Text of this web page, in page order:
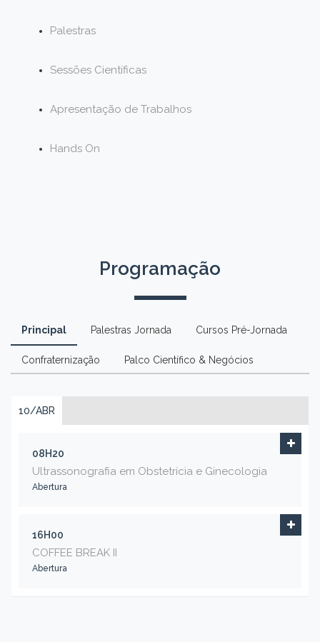
Palestras
Sessões Científicas
Apresentação de Trabalhos
Hands On
Programação
Principal Palestras Jornada Cursos Pré-Jornada
Confraternização Palco Científico & Negócios
10/ABR
08H20
Ultrassonografia em Obstetrícia e Ginecologia
Abertura
16H00
COFFEE BREAK II
Abertura